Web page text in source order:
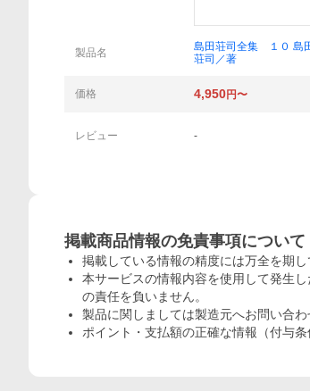
製品名
島田荘司全集 １０ 島
荘司／著
価格 4,950円〜
レビュー -
掲載商品情報の免責事項について
掲載している情報の精度には万全を期
本サービスの情報内容を使用して発生
の責任を負いません。
製品に関しましては製造元へお問い合
ポイント・支払額の正確な情報（付与